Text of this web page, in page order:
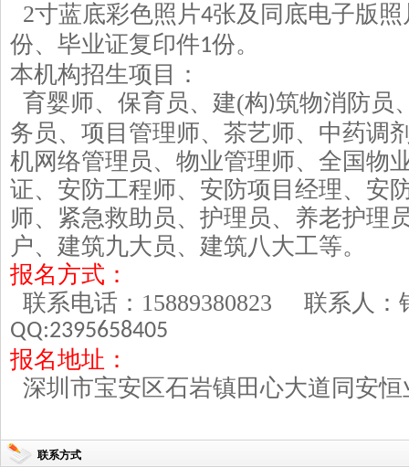
2寸蓝底彩色照片4张及同底电子版照
份、毕业证复印件1份。
本机构招生项目：
育婴师、保育员、建(构)筑物消防员
务员、项目管理师、茶艺师、中药调
机网络管理员、物业管理师、全国物
证、安防工程师、安防项目经理、安
师、紧急救助员、护理员、养老护理
户、建筑九大员、建筑八大工等。
报名方式：
联系电话： 15889380823 联系人
QQ:2395658405
报名地址：
深圳市宝安区石岩镇田心大道同安
联系方式